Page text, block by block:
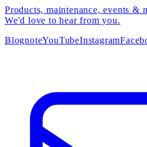
Products, maintenance, events &
We'd love to hear from you.
BlognoteYouTubeInstagram